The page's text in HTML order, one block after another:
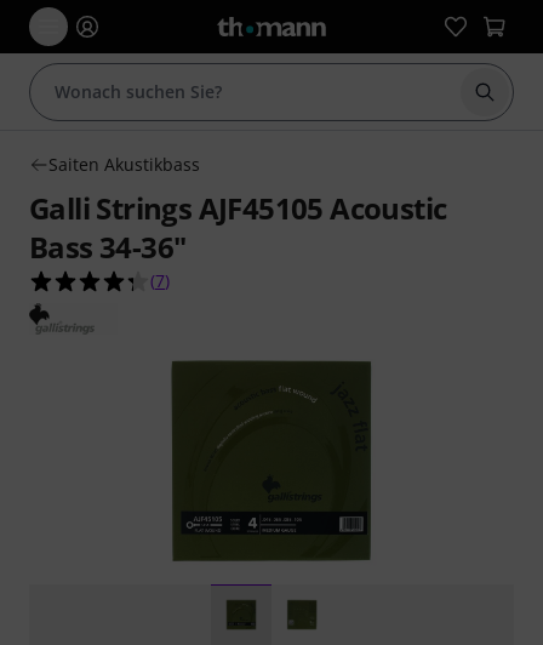
Suche
Saiten Akustikbass
Galli Strings AJF45105 Acoustic
Bass 34-36"
4.3 von 5 Sternen aus 7 Kundenbewertungen
(7)